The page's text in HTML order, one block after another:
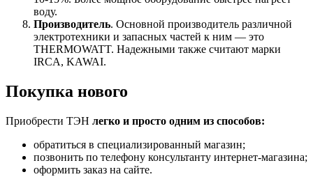
воду.
Производитель. Основной производитель различной
электротехники и запасных частей к ним — это
THERMOWATT. Надежными также считают марки
IRCA, KAWAI.
Покупка нового
Приобрести ТЭН легко и просто одним из способов:
обратиться в специализированный магазин;
позвонить по телефону консультанту интернет-магазина;
оформить заказ на сайте.